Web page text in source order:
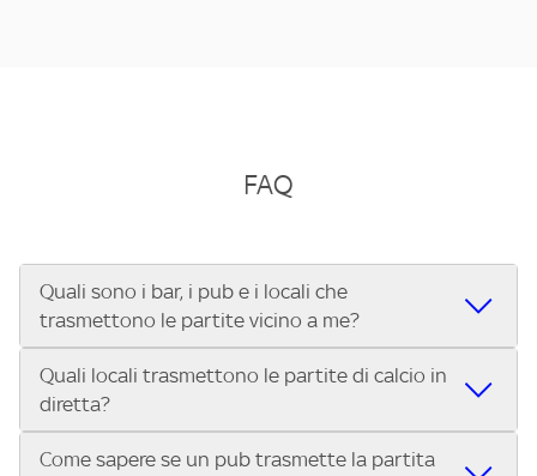
FAQ
Quali sono i bar, i pub e i locali che
trasmettono le partite vicino a me?
Se cerchi un bar, pub, ristorante o locale vicino a te per
vedere le partite di Serie A ENILIVE, la Serie C Sky Wifi, la
UEFA Champions League, la UEFA Europa League, la UEFA
Conference League, il Tennis, la Formula 1®, la MotoGP™ e
Quali locali trasmettono le partite di calcio in
diretta?
Vuoi sapere quali bar, pub o ristoranti mostrano le partite
Come sapere se un pub trasmette la partita